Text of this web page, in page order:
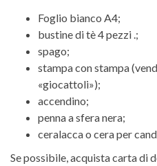
Foglio bianco A4;
bustine di tè 4 pezzi .;
spago;
stampa con stampa
«giocattoli»);
accendino;
penna a sfera nera;
ceralacca o cera per
Se possibile, acquista carta di